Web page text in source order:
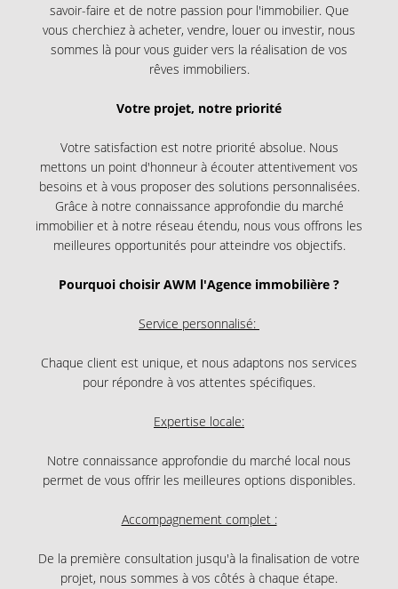
savoir-faire et de notre passion pour l'immobilier. Que
vous cherchiez à acheter, vendre, louer ou investir, nous
sommes là pour vous guider vers la réalisation de vos
rêves immobiliers.
Votre projet, notre priorité
Votre satisfaction est notre priorité absolue. Nous
mettons un point d'honneur à écouter attentivement vos
besoins et à vous proposer des solutions personnalisées.
Grâce à notre connaissance approfondie du marché
immobilier et à notre réseau étendu, nous vous offrons les
meilleures opportunités pour atteindre vos objectifs.
Pourquoi choisir AWM l'Agence immobilière ?
Service personnalisé:
Chaque client est unique, et nous adaptons nos services
pour répondre à vos attentes spécifiques.
Expertise locale:
Notre connaissance approfondie du marché local nous
permet de vous offrir les meilleures options disponibles.
Accompagnement complet :
De la première consultation jusqu'à la finalisation de votre
projet, nous sommes à vos côtés à chaque étape.